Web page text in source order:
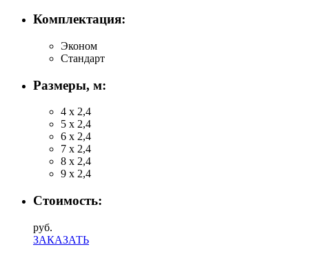
Комплектация:
Эконом
Стандарт
Размеры, м:
4 х 2,4
5 х 2,4
6 х 2,4
7 х 2,4
8 х 2,4
9 х 2,4
Стоимость:
руб.
ЗАКАЗАТЬ